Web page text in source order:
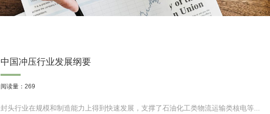
中国冲压行业发展纲要
阅读量：269
封头行业在规模和制造能力上得到快速发展，支撑了石油化工类物流运输类核电等...